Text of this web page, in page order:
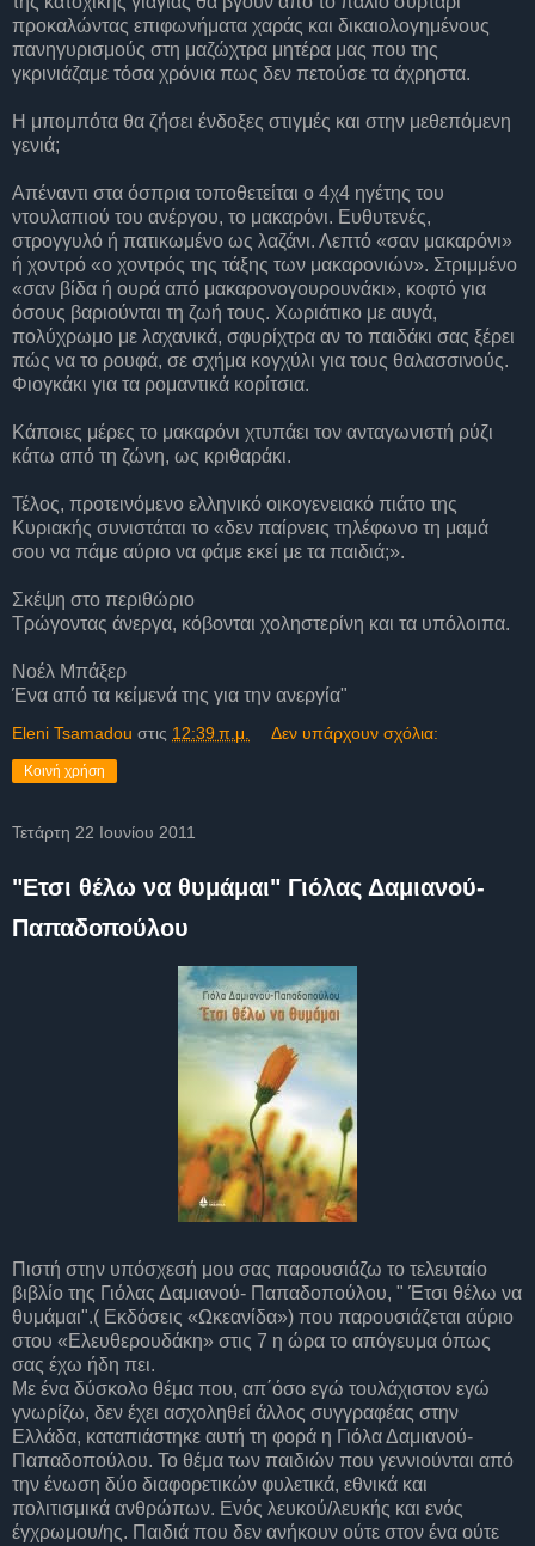
προκαλώντας επιφωνήματα χαράς και δικαιολογημένους
πανηγυρισμούς στη μαζώχτρα μητέρα μας που της
γκρινιάζαμε τόσα χρόνια πως δεν πετούσε τα άχρηστα.
Η μπομπότα θα ζήσει ένδοξες στιγμές και στην μεθεπόμενη
γενιά;
Απέναντι στα όσπρια τοποθετείται ο 4χ4 ηγέτης του
ντουλαπιού του ανέργου, το μακαρόνι. Ευθυτενές,
στρογγυλό ή πατικωμένο ως λαζάνι. Λεπτό «σαν μακαρόνι»
ή χοντρό «ο χοντρός της τάξης των μακαρονιών». Στριμμένο
«σαν βίδα ή ουρά από μακαρονογουρουνάκι», κοφτό για
όσους βαριούνται τη ζωή τους. Χωριάτικο με αυγά,
πολύχρωμο με λαχανικά, σφυρίχτρα αν το παιδάκι σας ξέρει
πώς να το ρουφά, σε σχήμα κογχύλι για τους θαλασσινούς.
Φιογκάκι για τα ρομαντικά κορίτσια.
Κάποιες μέρες το μακαρόνι χτυπάει τον ανταγωνιστή ρύζι
κάτω από τη ζώνη, ως κριθαράκι.
Τέλος, προτεινόμενο ελληνικό οικογενειακό πιάτο της
Κυριακής συνιστάται το «δεν παίρνεις τηλέφωνο τη μαμά
σου να πάμε αύριο να φάμε εκεί με τα παιδιά;».
Σκέψη στο περιθώριο
Τρώγοντας άνεργα, κόβονται χοληστερίνη και τα υπόλοιπα.
Νοέλ Μπάξερ
Ένα από τα κείμενά της για την ανεργία"
Eleni Tsamadou στις 12:39 π.μ. Δεν υπάρχουν σχόλια:
Κοινή χρήση
Τετάρτη 22 Ιουνίου 2011
"Eτσι θέλω να θυμάμαι" Γιόλας Δαμιανού-
Παπαδοπούλου
Πιστή στην υπόσχεσή μου σας παρουσιάζω το τελευταίο
βιβλίο της Γιόλας Δαμιανού- Παπαδοπούλου, " Έτσι θέλω να
θυμάμαι".( Εκδόσεις «Ωκεανίδα») που παρουσιάζεται αύριο
στου «Ελευθερουδάκη» στις 7 η ώρα το απόγευμα όπως
σας έχω ήδη πει.
Με ένα δύσκολο θέμα που, απ΄όσο εγώ τουλάχιστον εγώ
γνωρίζω, δεν έχει ασχοληθεί άλλος συγγραφέας στην
Ελλάδα, καταπιάστηκε αυτή τη φορά η Γιόλα Δαμιανού-
Παπαδοπούλου. Το θέμα των παιδιών που γεννιούνται από
την ένωση δύο διαφορετικών φυλετικά, εθνικά και
πολιτισμικά ανθρώπων. Ενός λευκού/λευκής και ενός
έγχρωμου/ης. Παιδιά που δεν ανήκουν ούτε στον ένα ούτε